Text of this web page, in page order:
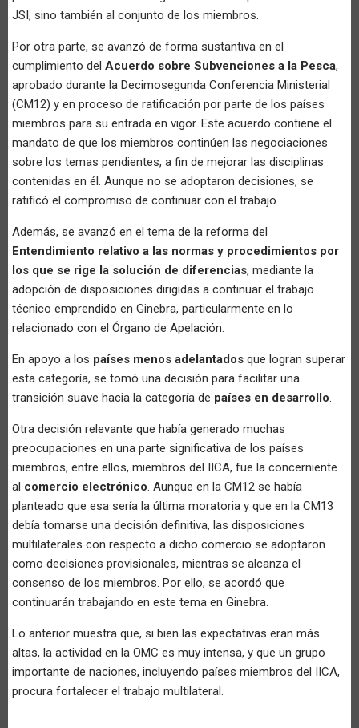
JSI, sino también al conjunto de los miembros.
Por otra parte, se avanzó de forma sustantiva en el
cumplimiento del Acuerdo sobre Subvenciones a la Pesca,
aprobado durante la Decimosegunda Conferencia Ministerial
(CM12) y en proceso de ratificación por parte de los países
miembros para su entrada en vigor. Este acuerdo contiene el
mandato de que los miembros continúen las negociaciones
sobre los temas pendientes, a fin de mejorar las disciplinas
contenidas en él. Aunque no se adoptaron decisiones, se
ratificó el compromiso de continuar con el trabajo.
Además, se avanzó en el tema de la reforma del
Entendimiento relativo a las normas y procedimientos por
los que se rige la solución de diferencias, mediante la
adopción de disposiciones dirigidas a continuar el trabajo
técnico emprendido en Ginebra, particularmente en lo
relacionado con el Órgano de Apelación.
En apoyo a los países menos adelantados que logran superar
esta categoría, se tomó una decisión para facilitar una
transición suave hacia la categoría de países en desarrollo.
Otra decisión relevante que había generado muchas
preocupaciones en una parte significativa de los países
miembros, entre ellos, miembros del IICA, fue la concerniente
al comercio electrónico. Aunque en la CM12 se había
planteado que esa sería la última moratoria y que en la CM13
debía tomarse una decisión definitiva, las disposiciones
multilaterales con respecto a dicho comercio se adoptaron
como decisiones provisionales, mientras se alcanza el
consenso de los miembros. Por ello, se acordó que
continuarán trabajando en este tema en Ginebra.
Lo anterior muestra que, si bien las expectativas eran más
altas, la actividad en la OMC es muy intensa, y que un grupo
importante de naciones, incluyendo países miembros del IICA,
procura fortalecer el trabajo multilateral.